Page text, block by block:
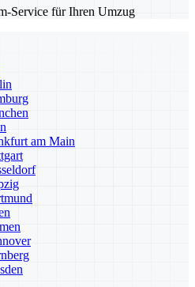
Service für Ihren Umzug
am Main